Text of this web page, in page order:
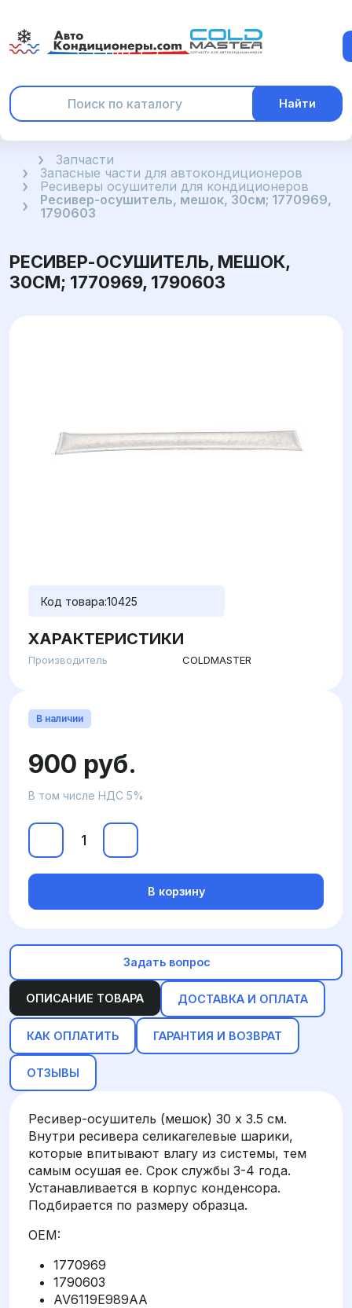
Найти
ГлавнаяЗапчасти
Запасные части для автокондиционеров
Ресиверы осушители для кондиционеров
Ресивер-осушитель, мешок, 30см; 1770969,
1790603
РЕСИВЕР-ОСУШИТЕЛЬ, МЕШОК,
30СМ; 1770969, 1790603
Код товара:10425
ХАРАКТЕРИСТИКИ
Производитель COLDMASTER
ОПИСАНИЕ ТОВАРА ДОСТАВКА И ОПЛАТА
КАК ОПЛАТИТЬ ГАРАНТИЯ И ВОЗВРАТ
ОТЗЫВЫ
Ресивер-осушитель (мешок) 30 х 3.5 см.
Внутри ресивера селикагелевые шарики,
которые впитывают влагу из системы, тем
самым осушая ее. Срок службы 3-4 года.
Устанавливается в корпус конденсора.
Подбирается по размеру образца.
OEM:
1770969
1790603
AV6119E989AA
В наличии
900 руб.
В том числе НДС 5%
В корзину
Задать вопрос